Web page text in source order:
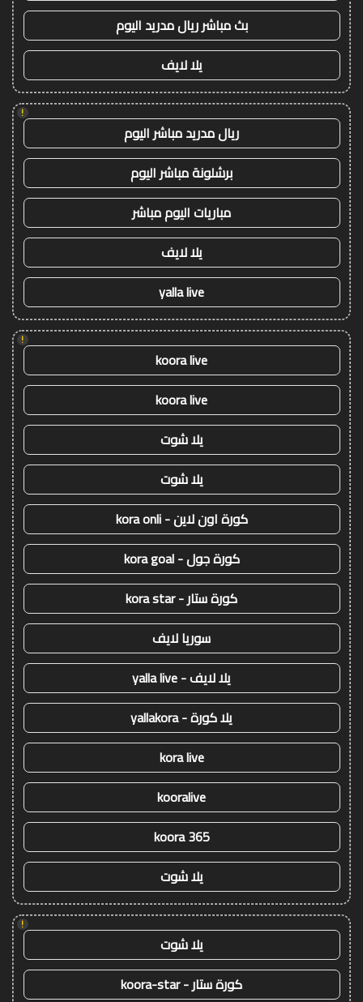
بث مباشر ريال مدريد اليوم
يلا لايف
!
ريال مدريد مباشر اليوم
برشلونة مباشر اليوم
مباريات اليوم مباشر
يلا لايف
yalla live
!
koora live
koora live
يلا شوت
يلا شوت
كورة اون لاين - kora onli
كورة جول - kora goal
كورة ستار - kora star
سوريا لايف
يلا لايف - yalla live
يلا كورة - yallakora
kora live
kooralive
koora 365
يلا شوت
!
يلا شوت
كورة ستار - koora-star